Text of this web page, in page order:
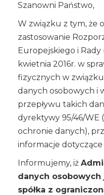
Szanowni Państwo,
W związku z tym, że
zastosowanie
Europejskiego i Rady
kwietnia 2016r. w
fizycznych w
danych osobowych i
przepływu takich
dyrektywy 95/46/WE
ochronie danych),
informacje
Informujemy, iż
danych osobowych
spółka z